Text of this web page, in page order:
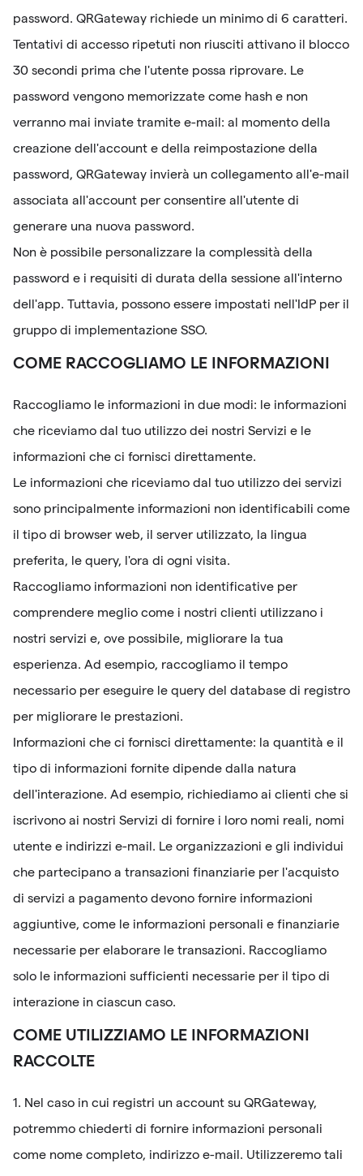
password. QRGateway richiede un minimo di 6 caratteri.
Tentativi di accesso ripetuti non riusciti attivano il blocco
30 secondi prima che l'utente possa riprovare. Le
password vengono memorizzate come hash e non
verranno mai inviate tramite e-mail: al momento della
creazione dell'account e della reimpostazione della
password, QRGateway invierà un collegamento all'e-mail
associata all'account per consentire all'utente di
generare una nuova password.
Non è possibile personalizzare la complessità della
password e i requisiti di durata della sessione all'interno
dell'app. Tuttavia, possono essere impostati nell'IdP per il
gruppo di implementazione SSO.
COME RACCOGLIAMO LE INFORMAZIONI
Raccogliamo le informazioni in due modi: le informazioni
che riceviamo dal tuo utilizzo dei nostri Servizi e le
informazioni che ci fornisci direttamente.
Le informazioni che riceviamo dal tuo utilizzo dei servizi
sono principalmente informazioni non identificabili come
il tipo di browser web, il server utilizzato, la lingua
preferita, le query, l'ora di ogni visita.
Raccogliamo informazioni non identificative per
comprendere meglio come i nostri clienti utilizzano i
nostri servizi e, ove possibile, migliorare la tua
esperienza. Ad esempio, raccogliamo il tempo
necessario per eseguire le query del database di registro
per migliorare le prestazioni.
Informazioni che ci fornisci direttamente: la quantità e il
tipo di informazioni fornite dipende dalla natura
dell'interazione. Ad esempio, richiediamo ai clienti che si
iscrivono ai nostri Servizi di fornire i loro nomi reali, nomi
utente e indirizzi e-mail. Le organizzazioni e gli individui
che partecipano a transazioni finanziarie per l'acquisto
di servizi a pagamento devono fornire informazioni
aggiuntive, come le informazioni personali e finanziarie
necessarie per elaborare le transazioni. Raccogliamo
solo le informazioni sufficienti necessarie per il tipo di
interazione in ciascun caso.
COME UTILIZZIAMO LE INFORMAZIONI
RACCOLTE
1. Nel caso in cui registri un account su QRGateway,
potremmo chiederti di fornire informazioni personali
come nome completo, indirizzo e-mail. Utilizzeremo tali